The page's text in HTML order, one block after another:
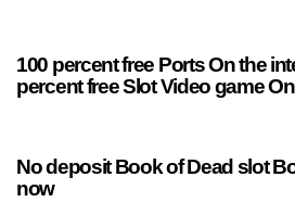
100 percent free Ports On the
percent free Slot Video game
No deposit Book of Dead slot
now